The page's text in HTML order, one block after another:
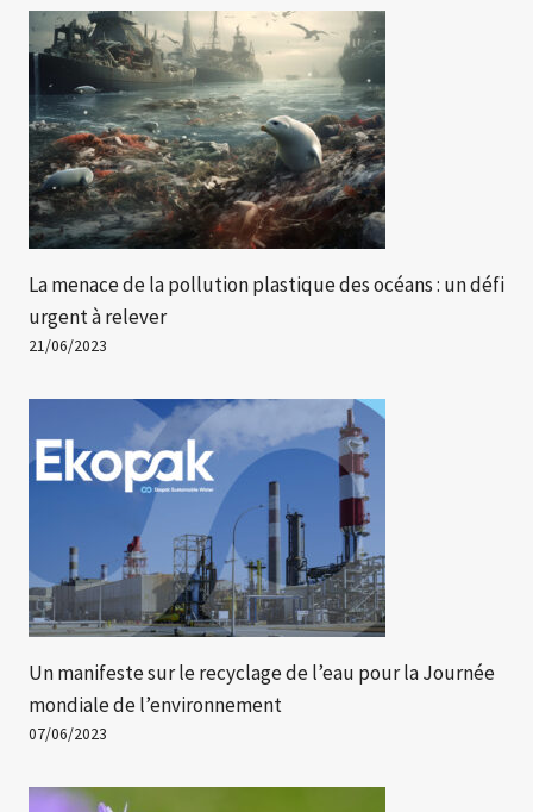
La menace de la pollution plastique des océans : un défi
urgent à relever
21/06/2023
Un manifeste sur le recyclage de l’eau pour la Journée
mondiale de l’environnement
07/06/2023